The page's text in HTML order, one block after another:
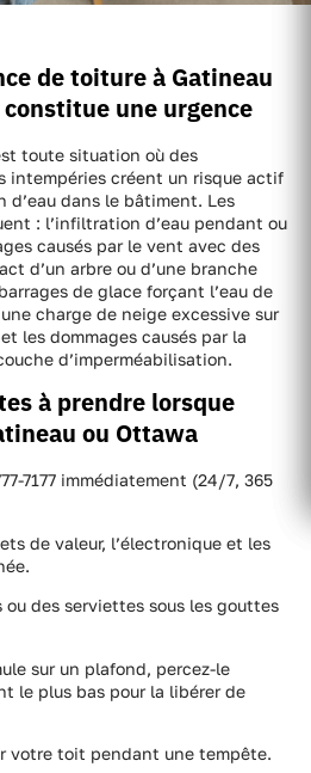
de toiture à Gatineau
une urgence
toute situation où des
intempéries créent un risque actif
dans le bâtiment. Les
: l’infiltration d’eau pendant ou
causés par le vent avec des
d’un arbre ou d’une branche
de glace forçant l’eau de
charge de neige excessive sur
les dommages causés par la
d’imperméabilisation.
à prendre lorsque
ou Ottawa
7177 immédiatement (24/7, 365
de valeur, l’électronique et les
ou des serviettes sous les gouttes
sur un plafond, percez-le
le plus bas pour la libérer de
votre toit pendant une tempête.